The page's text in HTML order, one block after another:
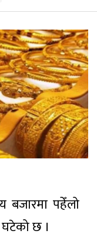
बजारमा पहेँलो
छ ।